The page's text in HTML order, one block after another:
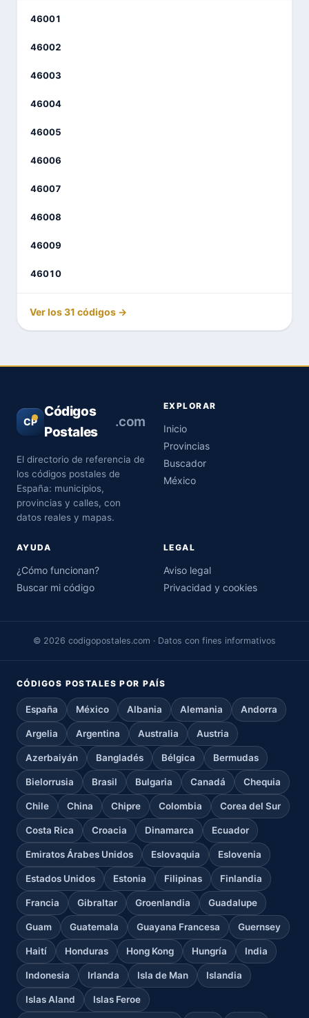
46001
46002
46003
46004
46005
46006
46007
46008
46009
46010
Ver los 31 códigos →
CP
Códigos
Postales
.com
El directorio de referencia de
los códigos postales de
España: municipios,
provincias y calles, con
datos reales y mapas.
EXPLORAR
Inicio
Provincias
Buscador
México
AYUDA
¿Cómo funcionan?
Buscar mi código
LEGAL
Aviso legal
Privacidad y cookies
© 2026 codigopostales.com · Datos con fines informativos
CÓDIGOS POSTALES POR PAÍS
España México Albania Alemania Andorra
Argelia Argentina Australia Austria
Azerbaiyán Bangladés Bélgica Bermudas
Bielorrusia Brasil Bulgaria Canadá Chequia
Chile China Chipre Colombia Corea del Sur
Costa Rica Croacia Dinamarca Ecuador
Emiratos Árabes Unidos Eslovaquia Eslovenia
Estados Unidos Estonia Filipinas Finlandia
Francia Gibraltar Groenlandia Guadalupe
Guam Guatemala Guayana Francesa Guernsey
Haití Honduras Hong Kong Hungría India
Indonesia Irlanda Isla de Man Islandia
Islas Aland Islas Feroe